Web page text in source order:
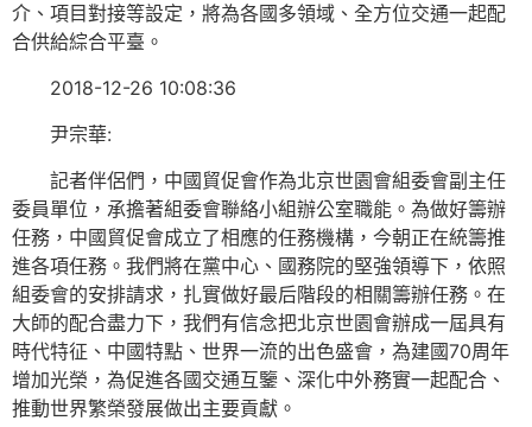
介、項目對接等設定，將為各國多領域、全方位交通一起配
合供給綜合平臺。
2018-12-26 10:08:36
尹宗華:
記者伴侶們，中國貿促會作為北京世園會組委會副主任
委員單位，承擔著組委會聯絡小組辦公室職能。為做好籌辦
任務，中國貿促會成立了相應的任務機構，今朝正在統籌推
進各項任務。我們將在黨中心、國務院的堅強領導下，依照
組委會的安排請求，扎實做好最后階段的相關籌辦任務。在
大師的配合盡力下，我們有信念把北京世園會辦成一屆具有
時代特征、中國特點、世界一流的出色盛會，為建國70周年
增加光榮，為促進各國交通互鑒、深化中外務實一起配合、
推動世界繁榮發展做出主要貢獻。